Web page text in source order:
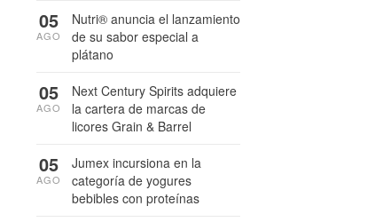
Nutri® anuncia el lanzamiento
de su sabor especial a
plátano
05
AGO
Next Century Spirits adquiere
la cartera de marcas de
licores Grain & Barrel
05
AGO
Jumex incursiona en la
categoría de yogures
bebibles con proteínas
05
AGO